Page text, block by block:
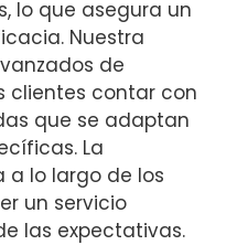
lo que asegura un
Nuestra
de
clientes contar con
que se adaptan
La
a lo largo de los
un servicio
las expectativas.